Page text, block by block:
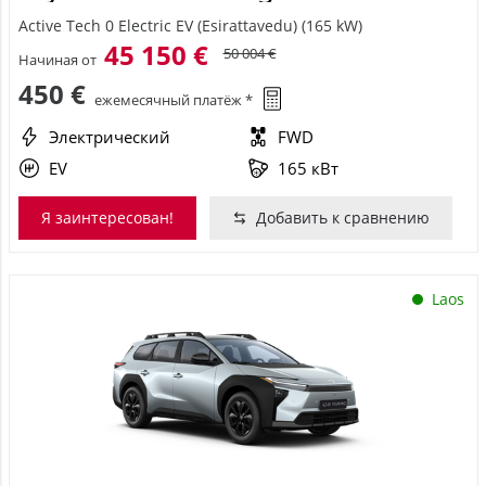
Active Tech 0 Electric EV (Esirattavedu) (165 kW)
Начиная от 45 150 € 50 004 €
450 € ежемесячный платёж *
Электрический
FWD
EV
165 кВт
Я заинтересован! Добавить к сравнению
Laos